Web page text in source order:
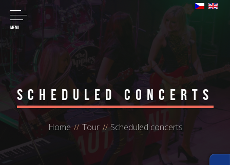
MENU
Scheduled concerts
Home Tour Scheduled concerts